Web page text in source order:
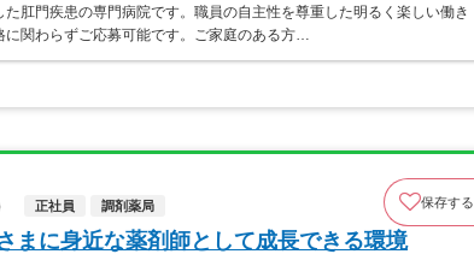
肛門疾患の専門病院です。職員の自主性を尊重した明るく楽しい働き
関わらずご応募可能です。ご家庭のある方…
正社員 調剤薬局 保存する
まに身近な薬剤師として成長できる環境